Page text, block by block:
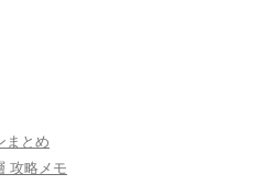
まとめ
攻略メモ